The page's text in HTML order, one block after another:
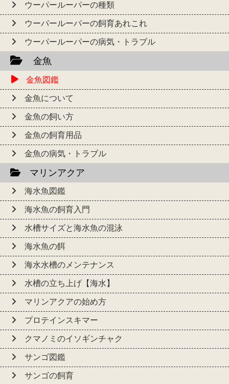
ウーパールーパーの種類
ウーパールーパーの飼育あれこれ
ウーパールーパーの病気・トラブル
金魚
金魚図鑑
金魚について
金魚の飼い方
金魚の飼育用品
金魚の病気・トラブル
マリンアクア
海水魚図鑑
海水魚の飼育入門
水槽サイズと海水魚の混泳
海水魚の餌
海水水槽のメンテナンス
水槽の立ち上げ【海水】
マリンアクアの始め方
プロテインスキマー
クマノミのイソギンチャク
サンゴ図鑑
サンゴの飼育